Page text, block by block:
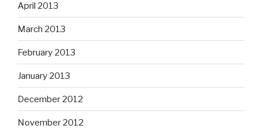
April 2013
March 2013
February 2013
January 2013
December 2012
November 2012